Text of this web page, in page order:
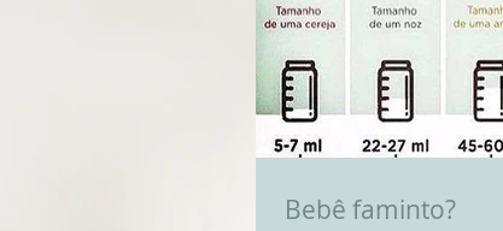
Bebê faminto?